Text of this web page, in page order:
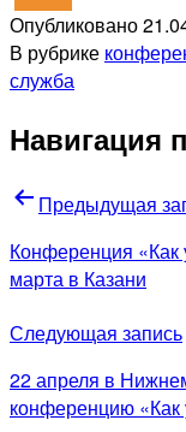
Опубликовано
В рубрике
служба
Навигация
Предыдущая
Конференция
марта в Казани
Следующая запись
22 апреля в
конференцию «Как